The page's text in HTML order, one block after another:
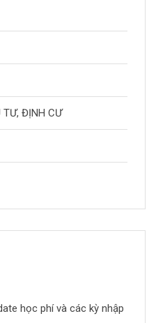
TƯ, ĐỊNH CƯ
học phí và các kỳ nhập